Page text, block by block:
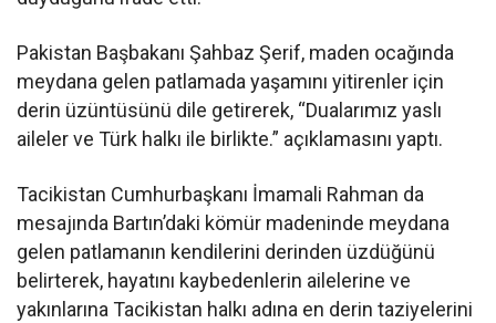
Pakistan Başbakanı Şahbaz Şerif, maden ocağında
meydana gelen patlamada yaşamını yitirenler için
derin üzüntüsünü dile getirerek, “Dualarımız yaslı
aileler ve Türk halkı ile birlikte.” açıklamasını yaptı.
Tacikistan Cumhurbaşkanı İmamali Rahman da
mesajında Bartın’daki kömür madeninde meydana
gelen patlamanın kendilerini derinden üzdüğünü
belirterek, hayatını kaybedenlerin ailelerine ve
yakınlarına Tacikistan halkı adına en derin taziyelerini